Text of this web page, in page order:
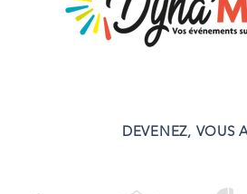
DEVENEZ, VOUS